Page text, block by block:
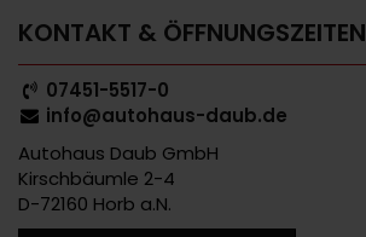
KONTAKT & ÖFFNUNGSZEITEN
07451-5517-0
info@autohaus-daub.de
Autohaus Daub GmbH
Kirschbäumle 2-4
D-72160 Horb a.N.